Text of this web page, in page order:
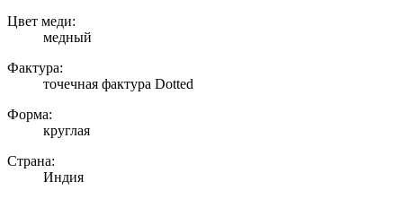
Цвет меди:
медный
Фактура:
точечная фактура Dotted
Форма:
круглая
Страна:
Индия